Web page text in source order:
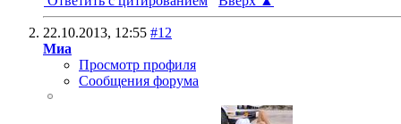
22.10.2013, 12:55 #12
Миа
Просмотр профиля
Сообщения форума